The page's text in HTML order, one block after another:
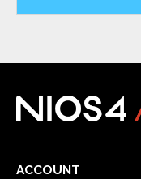
ACCOUNT